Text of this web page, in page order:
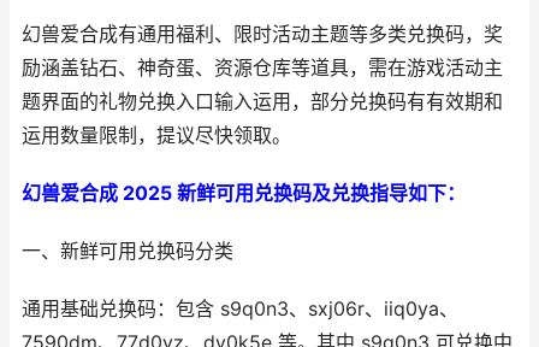
幻兽爱合成有通用福利、限时活动主题等多类兑换码，奖
励涵盖钻石、神奇蛋、资源仓库等道具，需在游戏活动主
题界面的礼物兑换入口输入运用，部分兑换码有有效期和
运用数量限制，提议尽快领取。
幻兽爱合成 2025 新鲜可用兑换码及兑换指导如下：
一、新鲜可用兑换码分类
通用基础兑换码：包含 s9q0n3、sxj06r、iiq0ya、